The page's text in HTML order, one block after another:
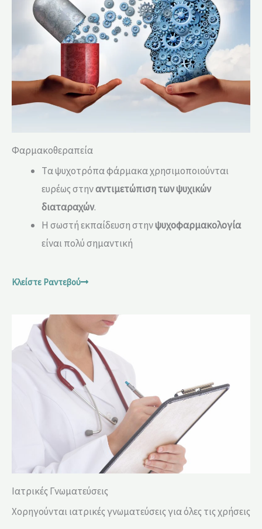
Φαρμακοθεραπεία
Tα ψυχοτρόπα φάρμακα χρησιμοποιούνται
ευρέως στηναντιμετώπιση των ψυχικών
διαταραχών.
Η σωστή εκπαίδευση στηνψυχοφαρμακολογία
είναι πολύ σημαντική
Κλείστε Ραντεβού
Ιατρικές Γνωματεύσεις
Χορηγούνται ιατρικές γνωματεύσεις για όλες τις χρήσεις